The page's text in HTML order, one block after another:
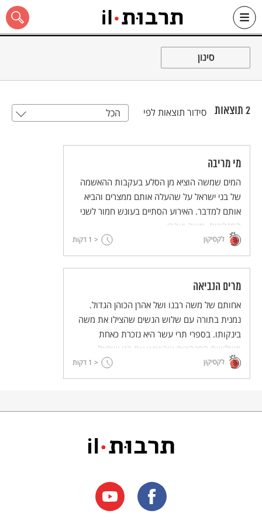
Skip
כל האתר
סינון
2 תוצאות סידור תוצאות לפי הכל
מי מריבה
המים שמשה הוציא מן הסלע בעקבות ההאשמה
של בני ישראל על שהעלה אותם ממצרים והביא
אותם למדבר. האירוע הסתיים בעונש חמור לשני
המנהיגים, משה ואהרן.
לקסיקון < 1 דקות
מרים הנביאה
אחותם של משה רבנו ושל אהרן הכוהן הגדול.
נמנית בתורה עם שלוש הנשים שהצילו את משה
בינקותו. בספרי תרי עשר היא נזכרת כאחת
משלושת המנהיגים שהוציאו את בני ישראל
ממצרים, ובמדרשי חז"ל היא מתוארת כמנהיגה
בזכות עצמה.
לקסיקון < 1 דקות